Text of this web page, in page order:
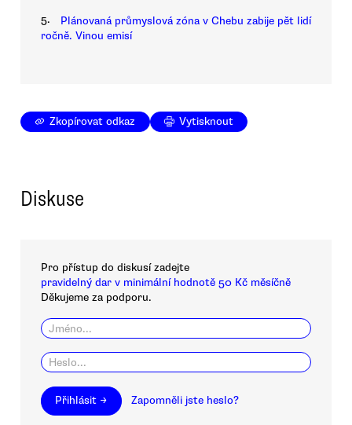
5.
Plánovaná průmyslová zóna v Chebu zabije pět lidí
ročně. Vinou emisí
Zkopírovat odkaz Vytisknout
Diskuse
Pro přístup do diskusí zadejte
pravidelný dar v minimální hodnotě 50 Kč měsíčně
Děkujeme za podporu.
Přihlásit → Zapomněli jste heslo?